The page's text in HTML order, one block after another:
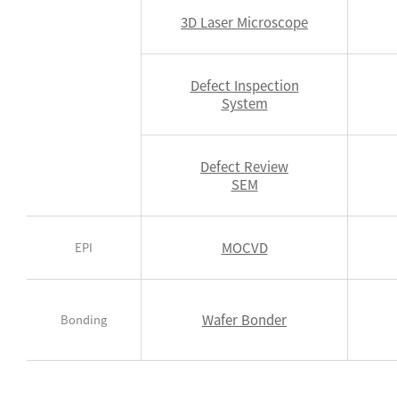
3D Laser Microscope
Defect Inspection
System
Defect Review
SEM
EPI MOCVD
Bonding Wafer Bonder